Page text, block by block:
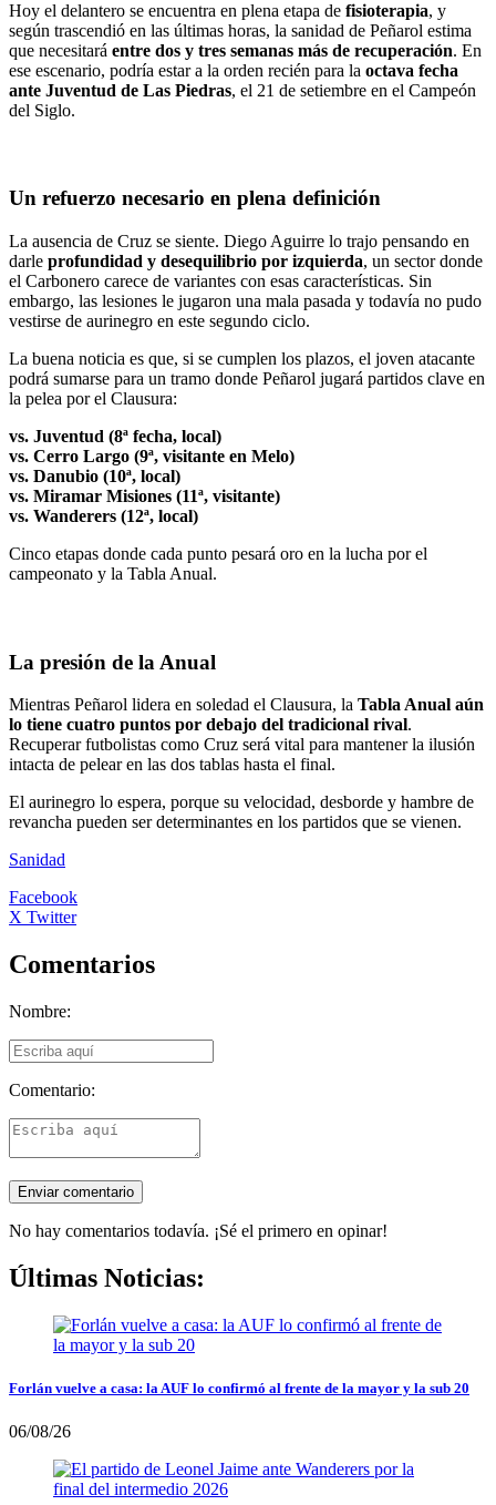
Hoy el delantero se encuentra en plena etapa de fisioterapia, y
según trascendió en las últimas horas, la sanidad de Peñarol estima
que necesitará entre dos y tres semanas más de recuperación. En
ese escenario, podría estar a la orden recién para la octava fecha
ante Juventud de Las Piedras, el 21 de setiembre en el Campeón
del Siglo.
Un refuerzo necesario en plena definición
La ausencia de Cruz se siente. Diego Aguirre lo trajo pensando en
darle profundidad y desequilibrio por izquierda, un sector donde
el Carbonero carece de variantes con esas características. Sin
embargo, las lesiones le jugaron una mala pasada y todavía no pudo
vestirse de aurinegro en este segundo ciclo.
La buena noticia es que, si se cumplen los plazos, el joven atacante
podrá sumarse para un tramo donde Peñarol jugará partidos clave en
la pelea por el Clausura:
vs. Juventud (8ª fecha, local)
vs. Cerro Largo (9ª, visitante en Melo)
vs. Danubio (10ª, local)
vs. Miramar Misiones (11ª, visitante)
vs. Wanderers (12ª, local)
Cinco etapas donde cada punto pesará oro en la lucha por el
campeonato y la Tabla Anual.
La presión de la Anual
Mientras Peñarol lidera en soledad el Clausura, la Tabla Anual aún
lo tiene cuatro puntos por debajo del tradicional rival.
Recuperar futbolistas como Cruz será vital para mantener la ilusión
intacta de pelear en las dos tablas hasta el final.
El aurinegro lo espera, porque su velocidad, desborde y hambre de
revancha pueden ser determinantes en los partidos que se vienen.
Sanidad
Facebook
X Twitter
Comentarios
Nombre:
Comentario:
No hay comentarios todavía. ¡Sé el primero en opinar!
Últimas Noticias:
Forlán vuelve a casa: la AUF lo confirmó al frente de la mayor y la sub 20
06/08/26